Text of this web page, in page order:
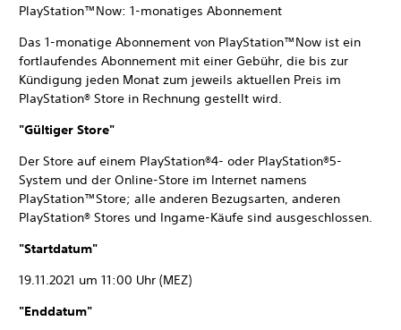
PlayStation™Now: 1-monatiges Abonnement
Das 1-monatige Abonnement von PlayStation™Now ist ein
fortlaufendes Abonnement mit einer Gebühr, die bis zur
Kündigung jeden Monat zum jeweils aktuellen Preis im
PlayStation® Store in Rechnung gestellt wird.
"Gültiger Store"
Der Store auf einem PlayStation®4- oder PlayStation®5-
System und der Online-Store im Internet namens
PlayStation™Store; alle anderen Bezugsarten, anderen
PlayStation® Stores und Ingame-Käufe sind ausgeschlossen.
"Startdatum"
19.11.2021 um 11:00 Uhr (MEZ)
"Enddatum"